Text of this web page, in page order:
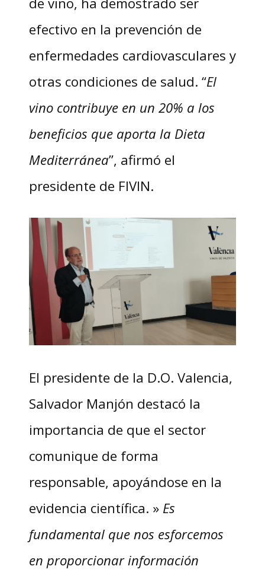
efectivo en la prevención de
enfermedades cardiovasculares y
otras condiciones de salud. “El
vino contribuye en un 20% a los
beneficios que aporta la Dieta
Mediterránea”, afirmó el
presidente de FIVIN.
El presidente de la D.O. Valencia,
Salvador Manjón destacó la
importancia de que el sector
comunique de forma
responsable, apoyándose en la
evidencia científica. » Es
fundamental que nos esforcemos
en proporcionar información